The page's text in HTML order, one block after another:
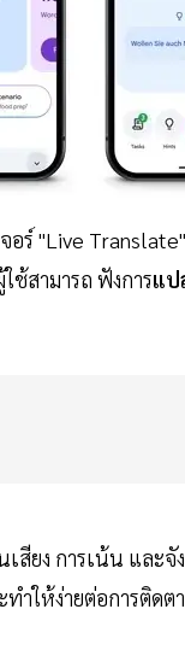
อร์ "Live
ช้สามารถ ฟังการแป
ยง การเน้น และจั
ำให้ง่ายต่อการติดต